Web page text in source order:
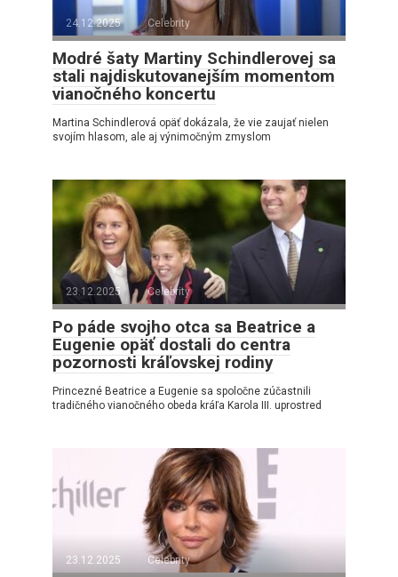
24.12.2025 Celebrity
Modré šaty Martiny Schindlerovej sa
stali najdiskutovanejším momentom
vianočného koncertu
Martina Schindlerová opäť dokázala, že vie zaujať nielen
svojím hlasom, ale aj výnimočným zmyslom
23.12.2025 Celebrity
Po páde svojho otca sa Beatrice a
Eugenie opäť dostali do centra
pozornosti kráľovskej rodiny
Princezné Beatrice a Eugenie sa spoločne zúčastnili
tradičného vianočného obeda kráľa Karola III. uprostred
23.12.2025 Celebrity